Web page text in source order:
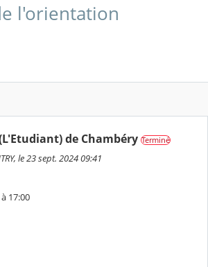
l'orientation
de Chambéry Terminé
le 23 sept. 2024 09:41
17:00